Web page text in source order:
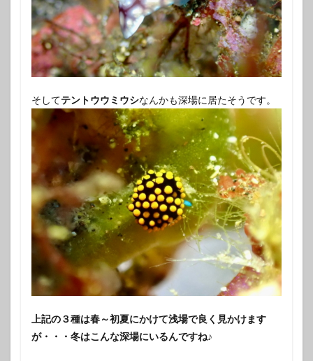
そしてテントウウミウシなんかも深場に居たそうです。
上記の３種は春～初夏にかけて浅場で良く見かけます
が・・・冬はこんな深場にいるんですね♪